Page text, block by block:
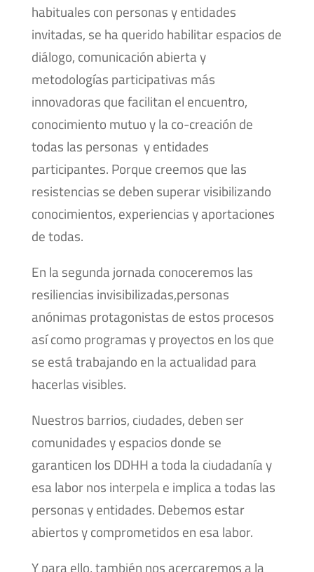
habituales con personas y entidades
invitadas, se ha querido habilitar espacios de
diálogo, comunicación abierta y
metodologías participativas más
innovadoras que facilitan el encuentro,
conocimiento mutuo y la co-creación de
todas las personas y entidades
participantes. Porque creemos que las
resistencias se deben superar visibilizando
conocimientos, experiencias y aportaciones
de todas.
En la segunda jornada conoceremos las
resiliencias invisibilizadas,personas
anónimas protagonistas de estos procesos
así como programas y proyectos en los que
se está trabajando en la actualidad para
hacerlas visibles.
Nuestros barrios, ciudades, deben ser
comunidades y espacios donde se
garanticen los DDHH a toda la ciudadanía y
esa labor nos interpela e implica a todas las
personas y entidades. Debemos estar
abiertos y comprometidos en esa labor.
Y para ello, también nos acercaremos a la